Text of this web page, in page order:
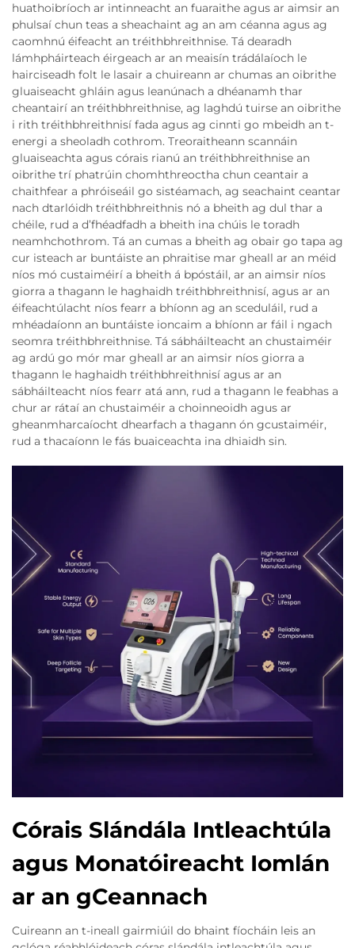
huathoibríoch ar intinneacht an fuaraithe agus ar aimsir an
phulsaí chun teas a sheachaint ag an am céanna agus ag
caomhnú éifeacht an tréithbhreithnise. Tá dearadh
lámhpháirteach éirgeach ar an meaisín trádálaíoch le
hairciseadh folt le lasair a chuireann ar chumas an oibrithe
gluaiseacht ghláin agus leanúnach a dhéanamh thar
cheantairí an tréithbhreithnise, ag laghdú tuirse an oibrithe
i rith tréithbhreithnisí fada agus ag cinnti go mbeidh an t-
energi a sheoladh cothrom. Treoraitheann scannáin
gluaiseachta agus córais rianú an tréithbhreithnise an
oibrithe trí phatrúin chomhthreoctha chun ceantair a
chaithfear a phróiseáil go sistéamach, ag seachaint ceantar
nach dtarlóidh tréithbhreithnis nó a bheith ag dul thar a
chéile, rud a d’fhéadfadh a bheith ina chúis le toradh
neamhchothrom. Tá an cumas a bheith ag obair go tapa ag
cur isteach ar buntáiste an phraitise mar gheall ar an méid
níos mó custaiméirí a bheith á bpóstáil, ar an aimsir níos
giorra a thagann le haghaidh tréithbhreithnisí, agus ar an
éifeachtúlacht níos fearr a bhíonn ag an sceduláil, rud a
mhéadaíonn an buntáiste ioncaim a bhíonn ar fáil i ngach
seomra tréithbhreithnise. Tá sábháilteacht an chustaiméir
ag ardú go mór mar gheall ar an aimsir níos giorra a
thagann le haghaidh tréithbhreithnisí agus ar an
sábháilteacht níos fearr atá ann, rud a thagann le feabhas a
chur ar rátaí an chustaiméir a choinneoidh agus ar
gheanmharcaíocht dhearfach a thagann ón gcustaiméir,
rud a thacaíonn le fás buaiceachta ina dhiaidh sin.
Córais Slándála Intleachtúla
agus Monatóireacht Iomlán
ar an gCeannach
Cuireann an t-ineall gairmiúil do bhaint fíocháin leis an